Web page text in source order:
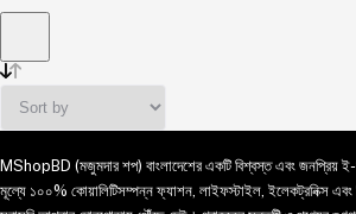
MShopBD (মজুমদার শপ) বাংলাদেশের একটি বিশ্বস্ত এবং জনপ্রিয় ই-
মূল্যে ১০০% কোয়ালিটিসম্পন্ন ফ্যাশন, লাইফস্টাইল, ইলেকট্রনিক্স এবং